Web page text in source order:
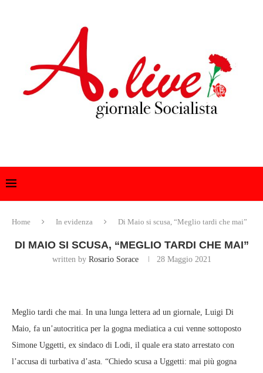
Home In evidenza Di Maio si scusa, “Meglio tardi che mai”
DI MAIO SI SCUSA, “MEGLIO TARDI CHE MAI”
written by Rosario Sorace 28 Maggio 2021
Meglio tardi che mai. In una lunga lettera ad un giornale, Luigi Di
Maio, fa un’autocritica per la gogna mediatica a cui venne sottoposto
Simone Uggetti, ex sindaco di Lodi, il quale era stato arrestato con
l’accusa di turbativa d’asta. “Chiedo scusa a Uggetti: mai più gogna